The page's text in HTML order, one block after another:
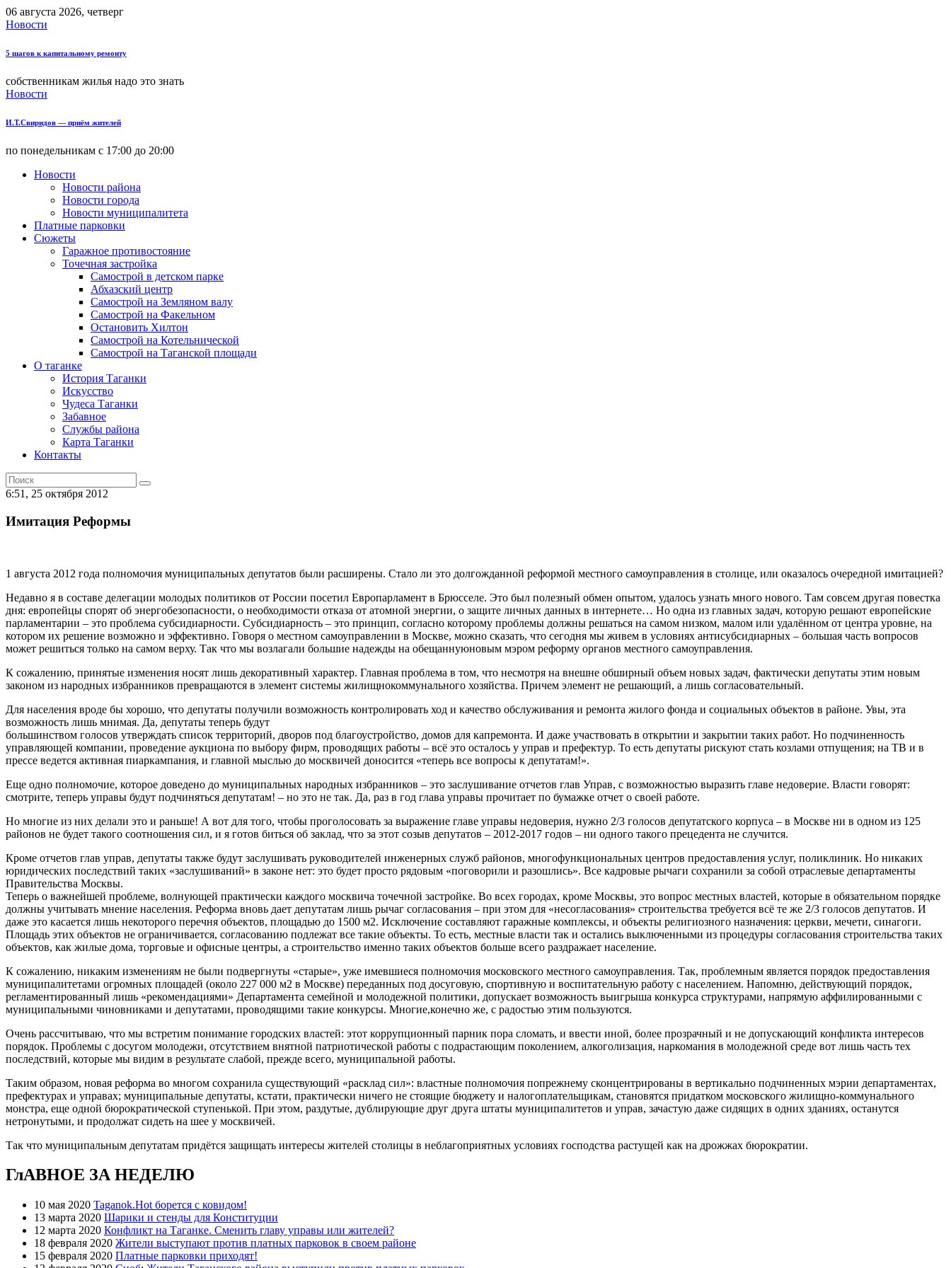
06 августа 2026, четверг
Новости
5 шагов к капитальному ремонту
собственникам жилья надо это знать
Новости
И.Т.Свиридов — приём жителей
по понедельникам с 17:00 до 20:00
Новости
Новости района
Новости города
Новости муниципалитета
Платные парковки
Сюжеты
Гаражное противостояние
Точечная застройка
Самострой в детском парке
Абхазский центр
Самострой на Земляном валу
Самострой на Факельном
Остановить Хилтон
Самострой на Котельнической
Самострой на Таганской площади
О таганке
История Таганки
Искусство
Чудеса Таганки
Забавное
Службы района
Карта Таганки
Контакты
6:51, 25 октября 2012
Имитация Реформы
1 августа 2012 года полномочия муниципальных депутатов были расширены. Стало ли это долгожданной реформой местного самоуправления в столице, или оказалось очередной имитацией?
Недавно я в составе делегации молодых политиков от России посетил Европарламент в Брюсселе. Это был полезный обмен опытом, удалось узнать много нового. Там совсем другая повестка
дня: европейцы спорят об энергобезопасности, о необходимости отказа от атомной энергии, о защите личных данных в интернете… Но одна из главных задач, которую решают европейские
парламентарии – это проблема субсидиарности. Субсидиарность – это принцип, согласно которому проблемы должны решаться на самом низком, малом или удалённом от центра уровне, на
котором их решение возможно и эффективно. Говоря о местном самоуправлении в Москве, можно сказать, что сегодня мы живем в условиях антисубсидиарных – большая часть вопросов
может решиться только на самом верху. Так что мы возлагали большие надежды на обещаннуюновым мэром реформу органов местного самоуправления.
К сожалению, принятые изменения носят лишь декоративный характер. Главная проблема в том, что несмотря на внешне обширный объем новых задач, фактически депутаты этим новым
законом из народных избранников превращаются в элемент системы жилищнокоммунального хозяйства. Причем элемент не решающий, а лишь согласовательный.
Для населения вроде бы хорошо, что депутаты получили возможность контролировать ход и качество обслуживания и ремонта жилого фонда и социальных объектов в районе. Увы, эта
возможность лишь мнимая. Да, депутаты теперь будут
большинством голосов утверждать список территорий, дворов под благоустройство, домов для капремонта. И даже участвовать в открытии и закрытии таких работ. Но подчиненность
управляющей компании, проведение аукциона по выбору фирм, проводящих работы – всё это осталось у управ и префектур. То есть депутаты рискуют стать козлами отпущения; на ТВ и в
прессе ведется активная пиаркампания, и главной мыслью до москвичей доносится «теперь все вопросы к депутатам!».
Еще одно полномочие, которое доведено до муниципальных народных избранников – это заслушивание отчетов глав Управ, с возможностью выразить главе недоверие. Власти говорят:
смотрите, теперь управы будут подчиняться депутатам! – но это не так. Да, раз в год глава управы прочитает по бумажке отчет о своей работе.
Но многие из них делали это и раньше! А вот для того, чтобы проголосовать за выражение главе управы недоверия, нужно 2/3 голосов депутатского корпуса – в Москве ни в одном из 125
районов не будет такого соотношения сил, и я готов биться об заклад, что за этот созыв депутатов – 2012-2017 годов – ни одного такого прецедента не случится.
Кроме отчетов глав управ, депутаты также будут заслушивать руководителей инженерных служб районов, многофункциональных центров предоставления услуг, поликлиник. Но никаких
юридических последствий таких «заслушиваний» в законе нет: это будет просто рядовым «поговорили и разошлись». Все кадровые рычаги сохранили за собой отраслевые департаменты
Правительства Москвы.
Теперь о важнейшей проблеме, волнующей практически каждого москвича точечной застройке. Во всех городах, кроме Москвы, это вопрос местных властей, которые в обязательном порядке
должны учитывать мнение населения. Реформа вновь дает депутатам лишь рычаг согласования – при этом для «несогласования» строительства требуется всё те же 2/3 голосов депутатов. И
даже это касается лишь некоторого перечня объектов, площадью до 1500 м2. Исключение составляют гаражные комплексы, и объекты религиозного назначения: церкви, мечети, синагоги.
Площадь этих объектов не ограничивается, согласованию подлежат все такие объекты. То есть, местные власти так и остались выключенными из процедуры согласования строительства таких
объектов, как жилые дома, торговые и офисные центры, а строительство именно таких объектов больше всего раздражает население.
К сожалению, никаким изменениям не были подвергнуты «старые», уже имевшиеся полномочия московского местного самоуправления. Так, проблемным является порядок предоставления
муниципалитетами огромных площадей (около 227 000 м2 в Москве) переданных под досуговую, спортивную и воспитательную работу с населением. Напомню, действующий порядок,
регламентированный лишь «рекомендациями» Департамента семейной и молодежной политики, допускает возможность выигрыша конкурса структурами, напрямую аффилированными с
муниципальными чиновниками и депутатами, проводящими такие конкурсы. Многие,конечно же, с радостью этим пользуются.
Очень рассчитываю, что мы встретим понимание городских властей: этот коррупционный парник пора сломать, и ввести иной, более прозрачный и не допускающий конфликта интересов
порядок. Проблемы с досугом молодежи, отсутствием внятной патриотической работы с подрастающим поколением, алкоголизация, наркомания в молодежной среде вот лишь часть тех
последствий, которые мы видим в результате слабой, прежде всего, муниципальной работы.
Таким образом, новая реформа во многом сохранила существующий «расклад сил»: властные полномочия попрежнему сконцентрированы в вертикально подчиненных мэрии департаментах,
префектурах и управах; муниципальные депутаты, кстати, практически ничего не стоящие бюджету и налогоплательщикам, становятся придатком московского жилищно-коммунального
монстра, еще одной бюрократической ступенькой. При этом, раздутые, дублирующие друг друга штаты муниципалитетов и управ, зачастую даже сидящих в одних зданиях, останутся
нетронутыми, и продолжат сидеть на шее у москвичей.
Так что муниципальным депутатам придётся защищать интересы жителей столицы в неблагоприятных условиях господства растущей как на дрожжах бюрократии.
ГлАВНОЕ ЗА НЕДЕЛЮ
10 мая 2020 Taganok.Hot борется с ковидом!
13 марта 2020 Шарики и стенды для Конституции
12 марта 2020 Конфликт на Таганке. Сменить главу управы или жителей?
18 февраля 2020 Жители выступают против платных парковок в своем районе
15 февраля 2020 Платные парковки приходят!